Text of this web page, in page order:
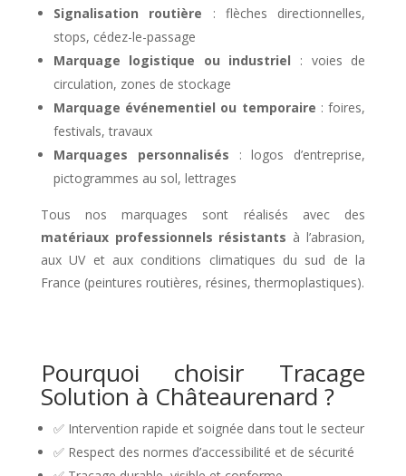
Signalisation routière : flèches directionnelles,
stops, cédez-le-passage
Marquage logistique ou industriel : voies de
circulation, zones de stockage
Marquage événementiel ou temporaire : foires,
festivals, travaux
Marquages personnalisés : logos d’entreprise,
pictogrammes au sol, lettrages
Tous nos marquages sont réalisés avec des
matériaux professionnels résistants à l’abrasion,
aux UV et aux conditions climatiques du sud de la
France (peintures routières, résines, thermoplastiques).
Pourquoi choisir Tracage
Solution à Châteaurenard ?
✅ Intervention rapide et soignée dans tout le secteur
✅ Respect des normes d’accessibilité et de sécurité